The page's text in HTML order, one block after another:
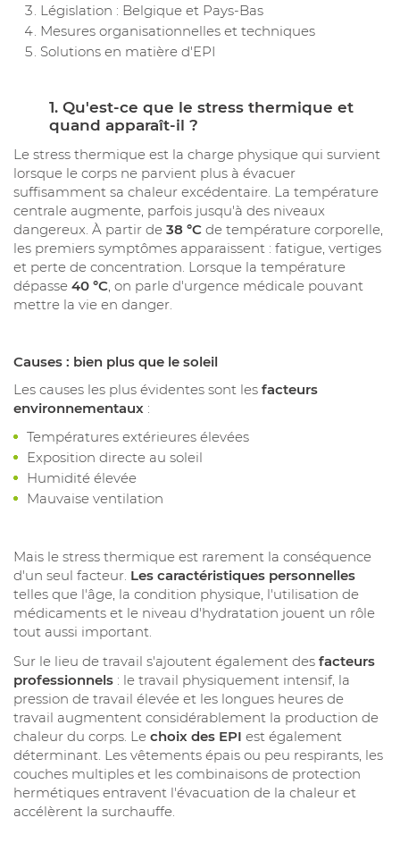
Législation : Belgique et Pays-Bas
Mesures organisationnelles et techniques
Solutions en matière d'EPI
1. Qu'est-ce que le stress thermique et
quand apparaît-il ?
Le stress thermique est la charge physique qui survient
lorsque le corps ne parvient plus à évacuer
suffisamment sa chaleur excédentaire. La température
centrale augmente, parfois jusqu'à des niveaux
dangereux. À partir de 38 °C de température corporelle,
les premiers symptômes apparaissent : fatigue, vertiges
et perte de concentration. Lorsque la température
dépasse 40 °C , on parle d'urgence médicale pouvant
mettre la vie en danger.
Causes : bien plus que le soleil
Les causes les plus évidentes sont les facteurs
environnementaux :
Températures extérieures élevées
Exposition directe au soleil
Humidité élevée
Mauvaise ventilation
Mais le stress thermique est rarement la conséquence
d'un seul facteur. Les caractéristiques personnelles
telles que l'âge, la condition physique, l'utilisation de
médicaments et le niveau d'hydratation jouent un rôle
tout aussi important.
Sur le lieu de travail s'ajoutent également des facteurs
professionnels : le travail physiquement intensif, la
pression de travail élevée et les longues heures de
travail augmentent considérablement la production de
chaleur du corps. Le choix des EPI est également
déterminant. Les vêtements épais ou peu respirants, les
couches multiples et les combinaisons de protection
hermétiques entravent l'évacuation de la chaleur et
accélèrent la surchauffe.